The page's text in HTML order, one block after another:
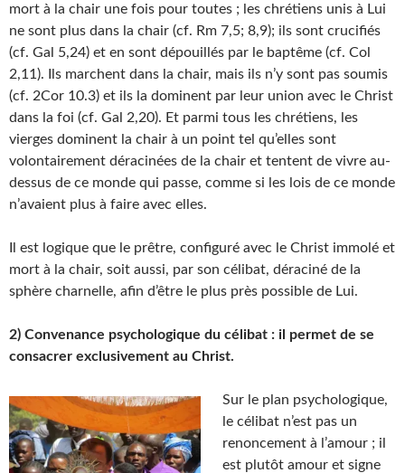
mort à la chair une fois pour toutes ; les chrétiens unis à Lui
ne sont plus dans la chair (cf. Rm 7,5; 8,9); ils sont crucifiés
(cf. Gal 5,24) et en sont dépouillés par le baptême (cf. Col
2,11). Ils marchent dans la chair, mais ils n’y sont pas soumis
(cf. 2Cor 10.3) et ils la dominent par leur union avec le Christ
dans la foi (cf. Gal 2,20). Et parmi tous les chrétiens, les
vierges dominent la chair à un point tel qu’elles sont
volontairement déracinées de la chair et tentent de vivre au-
dessus de ce monde qui passe, comme si les lois de ce monde
n’avaient plus à faire avec elles.
Il est logique que le prêtre, configuré avec le Christ immolé et
mort à la chair, soit aussi, par son célibat, déraciné de la
sphère charnelle, afin d’être le plus près possible de Lui.
2) Convenance psychologique du célibat : il permet de se
consacrer exclusivement au Christ.
Sur le plan psychologique,
le célibat n’est pas un
renoncement à l’amour ; il
est plutôt amour et signe